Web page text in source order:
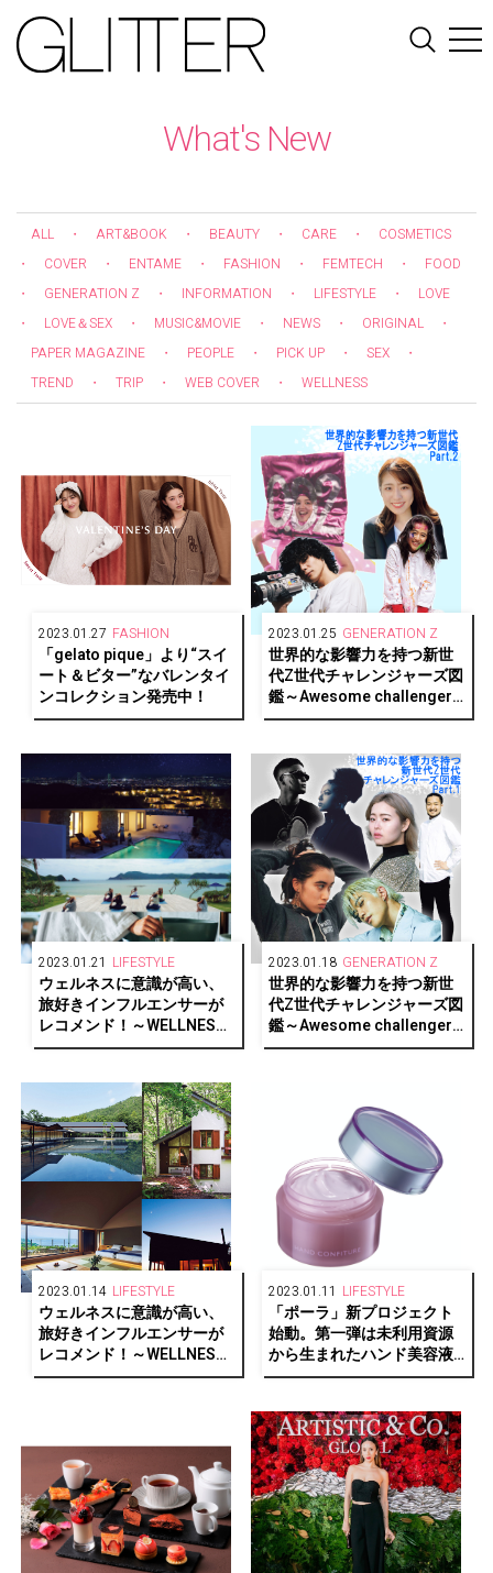
What's New
ALL ・ ART&BOOK ・ BEAUTY ・ CARE ・
COSMETICS
・
COVER ・ ENTAME ・ FASHION ・ FEMTECH ・
FOOD
・
GENERATION Z ・ INFORMATION ・ LIFESTYLE ・
LOVE
・
LOVE＆SEX ・ MUSIC&MOVIE ・ NEWS ・ ORIGINAL
・
PAPER MAGAZINE
・ PEOPLE ・ PICK UP ・ SEX
・
TREND
・ TRIP ・ WEB COVER ・ WELLNESS
2023.01.27 FASHION
「gelato pique」より“スイ
ート＆ビター”なバレンタイ
ンコレクション発売中！
2023.01.25 GENERATION Z
世界的な影響力を持つ新世
代Z世代チャレンジャーズ図
鑑～Awesome challengers
of generationZ！～Part.2
2023.01.21 LIFESTYLE
ウェルネスに意識が高い、
旅好きインフルエンサーが
レコメンド！～WELLNESS
PERSON SELECTIONS～
AWARDS 2022 1/2】
2023.01.18 GENERATION Z
世界的な影響力を持つ新世
代Z世代チャレンジャーズ図
鑑～Awesome challengers
of generationZ！～Part.1
2023.01.14 LIFESTYLE
ウェルネスに意識が高い、
旅好きインフルエンサーが
レコメンド！～WELLNESS
PERSON SELECTIONS～
2023.01.11 LIFESTYLE
「ポーラ」新プロジェクト
始動。第一弾は未利用資源
から生まれたハンド美容液
「ハンドコンフィチュー